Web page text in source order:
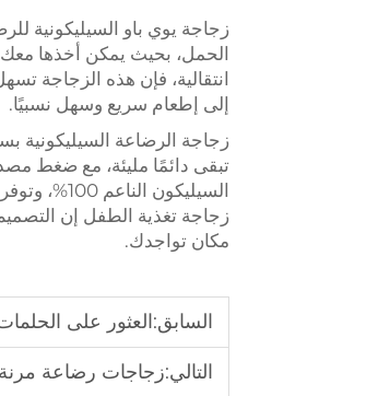
زجاجة يوي باو السيليكونية
الحمل، بحيث يمكن أخذها
انتقالية، فإن هذه الزجاجة
إلى إطعام سريع وسهل نسبيًا.
تبقى دائمًا مليئة، مع ضغط
السيليكون الناعم 100%، وتوفر شعورًا مريحًا لفم الطفل الحساس، وسهلة الاستخدام في كل مكان وبأي كمية.
زجاجة تغذية الطفل إن
مكان تواجدك.
السابق:العثور على
التالي:زجاجات رضاعة